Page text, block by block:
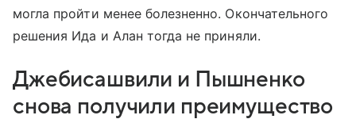
могла пройти менее болезненно. Окончательного
решения Ида и Алан тогда не приняли.
Джебисашвили и Пышненко
снова получили преимущество